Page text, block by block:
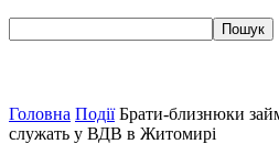
Головна Події Брати-близнюки
служать у ВДВ в Житомирі